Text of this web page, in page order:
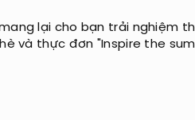
lại cho bạn trải nghiệm
và thực đơn "Inspire the